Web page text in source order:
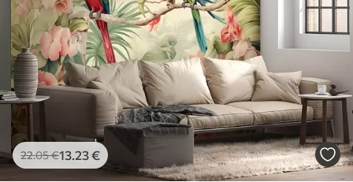
56.6734 .00€/m²
Vinil Premium
65.0039 .00€/m²
Peel and Stick
81.6749.00€/m²
22.05€13 .23€